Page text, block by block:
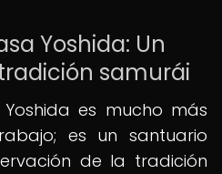
Yoshida: Un
samurái
es mucho más
es un santuario
de la tradición